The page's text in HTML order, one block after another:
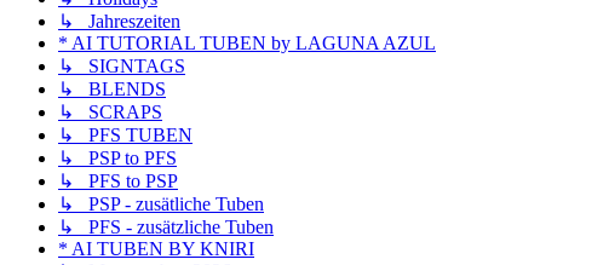
↳ Jahreszeiten
* AI TUTORIAL TUBEN by LAGUNA AZUL
↳ SIGNTAGS
↳ BLENDS
↳ SCRAPS
↳ PFS TUBEN
↳ PSP to PFS
↳ PFS to PSP
↳ PSP - zusätliche Tuben
↳ PFS - zusätzliche Tuben
* AI TUBEN BY KNIRI